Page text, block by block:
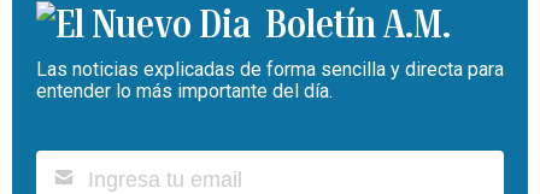
Boletín A.M.
Las noticias explicadas de forma sencilla y directa para
entender lo más importante del día.